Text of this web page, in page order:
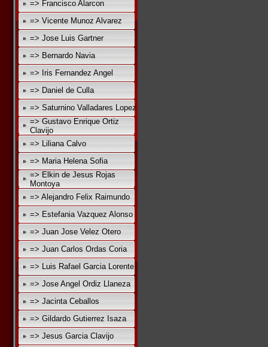
=> Francisco Alarcon
=> Vicente Munoz Alvarez
=> Jose Luis Gartner
=> Bernardo Navia
=> Iris Fernandez Angel
=> Daniel de Culla
=> Saturnino Valladares Lopez
=> Gustavo Enrique Ortiz
Clavijo
=> Liliana Calvo
=> Maria Helena Sofia
=> Elkin de Jesus Rojas
Montoya
=> Alejandro Felix Raimundo
=> Estefania Vazquez Alonso
=> Juan Jose Velez Otero
=> Juan Carlos Ordas Coria
=> Luis Rafael Garcia Lorente
=> Jose Angel Ordiz Llaneza
=> Jacinta Ceballos
=> Gildardo Gutierrez Isaza
=> Jesus Garcia Clavijo